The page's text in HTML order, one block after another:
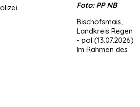
Foto: PP NB
Bischofsmais,
Landkreis Regen
- pol (13.07.2026)
Im Rahmen des